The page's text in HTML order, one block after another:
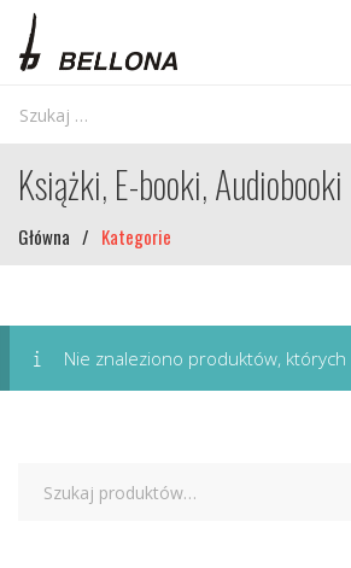
Książki, E-booki, Audiobooki
Główna / Kategorie
Nie znaleziono produktów, których